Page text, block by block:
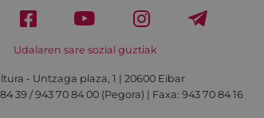
Udalaren sare sozial guztiak
- Untzaga plaza, 1 | 20600 Eibar
39 / 943 70 84 00 (Pegora) | Faxa: 943 70 84 16